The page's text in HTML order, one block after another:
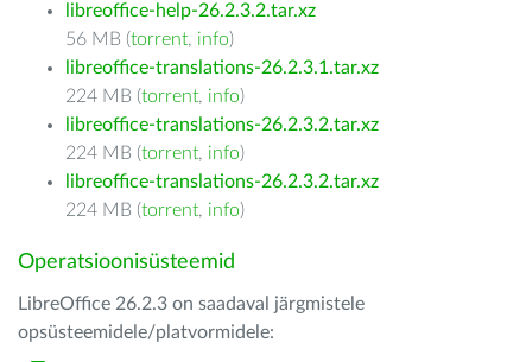
libreoffice-help-26.2.3.2.tar.xz
56 MB (torrent, info)
libreoffice-translations-26.2.3.1.tar.xz
224 MB (torrent, info)
libreoffice-translations-26.2.3.2.tar.xz
224 MB (torrent, info)
libreoffice-translations-26.2.3.2.tar.xz
224 MB (torrent, info)
Operatsioonisüsteemid
LibreOffice 26.2.3 on saadaval järgmistele
opsüsteemidele/platvormidele: